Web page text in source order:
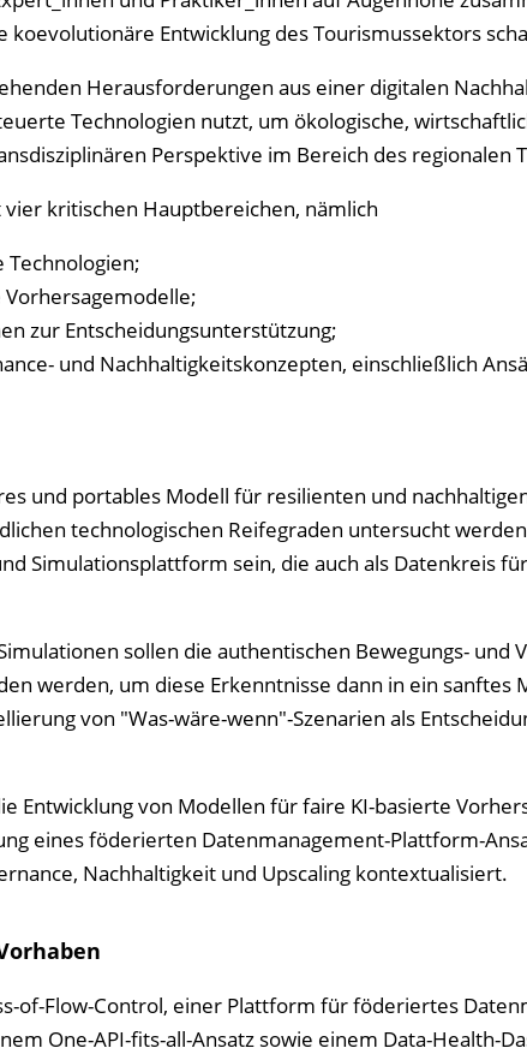
koevolutionäre Entwicklung des Tourismussektors
Herausforderungen aus einer digitalen
Technologien nutzt, um ökologische,
Perspektive im Bereich des regionalen
kritischen Hauptbereichen, nämlich
zur Entscheidungsunterstützung;
und Nachhaltigkeitskonzepten, einschließlich
und portables Modell für resilienten und
technologischen Reifegraden untersucht
Simulationsplattform sein, die auch als Datenkreis
sollen die authentischen Bewegungs- und
werden, um diese Erkenntnisse dann in ein sanftes
von "Was-wäre-wenn"-Szenarien als
Entwicklung von Modellen für faire KI-basierte
eines föderierten Datenmanagement-Plattform-
Nachhaltigkeit und Upscaling kontextualisiert.
of-Flow-Control, einer Plattform für föderiertes
One-API-fits-all-Ansatz sowie einem Data-Health-